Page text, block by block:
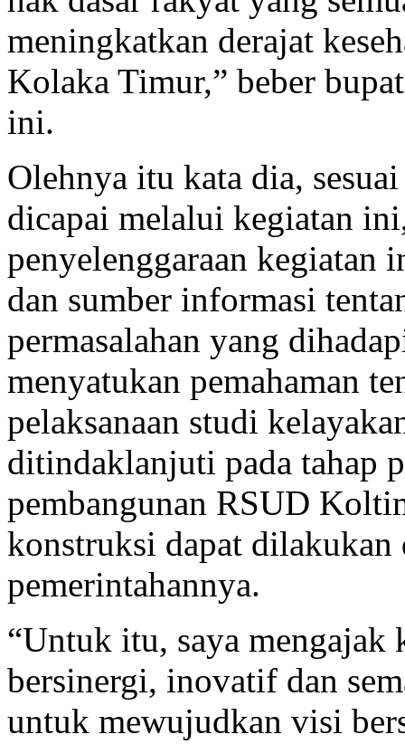
meningkatkan derajat
Kolaka Timur,” beber
ini.
Olehnya itu kata dia,
dicapai melalui kegiatan
penyelenggaraan kegiatan
dan sumber informasi
permasalahan yang
menyatukan pemahaman
pelaksanaan studi
ditindaklanjuti pada tahap
pembangunan RSUD
konstruksi dapat
pemerintahannya.
“Untuk itu, saya mengajak
bersinergi, inovatif dan
untuk mewujudkan visi